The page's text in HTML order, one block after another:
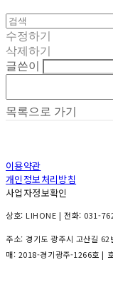
수정하기
삭제하기
글쓴이
목록으로 가기
이용약관
개인정보처리방침
사업자정보확인
상호: LIHONE | 전화: 031-
주소: 경기도 광주시 고산길
매: 2018-경기광주-1266호 |